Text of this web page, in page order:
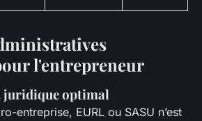
l'entrepreneur
juridique optimal
entreprise, EURL ou SASU n’est